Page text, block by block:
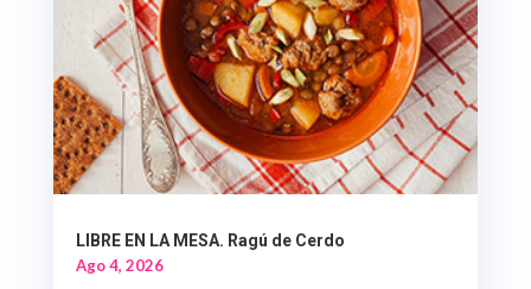
LIBRE EN LA MESA. Ragú de Cerdo
Ago 4, 2026